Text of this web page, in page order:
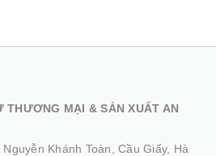
THƯƠNG MẠI & SẢN XUẤT AN
Khánh Toàn, Cầu Giấy, Hà